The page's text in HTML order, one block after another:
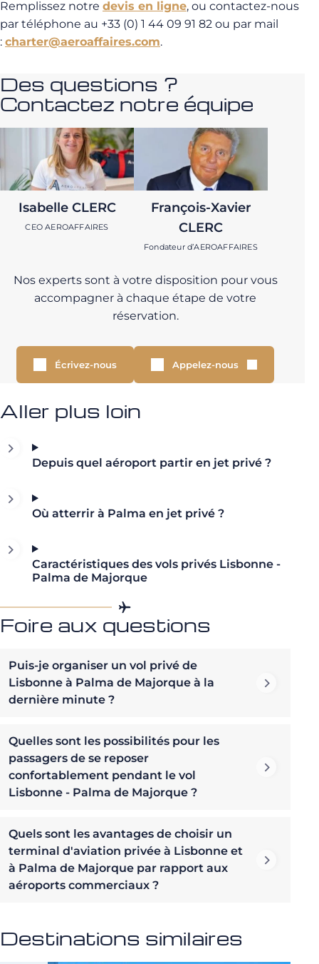
Remplissez notre devis en ligne, ou contactez-nous
par téléphone au +33 (0) 1 44 09 91 82 ou par mail
: charter@aeroaffaires.com.
Des questions ?
Contactez notre équipe
Isabelle CLERC
CEO AEROAFFAIRES
François-Xavier
CLERC
Fondateur d’AEROAFFAIRES
Nos experts sont à votre disposition pour vous
accompagner à chaque étape de votre
réservation.
Écrivez-nous Appelez-nous
Aller plus loin
Depuis quel aéroport partir en jet privé ?
Où atterrir à Palma en jet privé ?
Caractéristiques des vols privés Lisbonne -
Palma de Majorque
Foire aux questions
Puis-je organiser un vol privé de
Lisbonne à Palma de Majorque à la
dernière minute ?
Quelles sont les possibilités pour les
passagers de se reposer
confortablement pendant le vol
Lisbonne - Palma de Majorque ?
Quels sont les avantages de choisir un
terminal d'aviation privée à Lisbonne et
à Palma de Majorque par rapport aux
aéroports commerciaux ?
Destinations similaires